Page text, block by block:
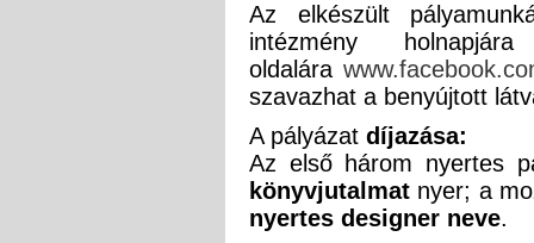
Az elkészült
intézmény
oldalára
szavazhat a benyújtott
A pályázat díjazása:
Az első három nyertes
könyvjutalmat nyer; a
nyertes designer neve.